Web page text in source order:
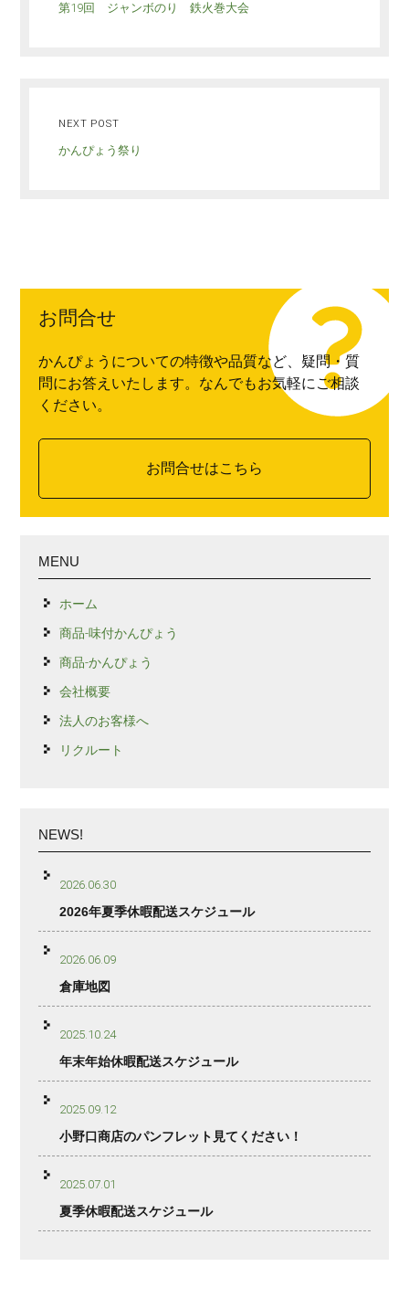
第19回 ジャンボのり 鉄火巻大会
NEXT POST
かんぴょう祭り
お問合せ
かんぴょうについての特徴や品質など、疑問・質
問にお答えいたします。なんでもお気軽にご相談
ください。
お問合せはこちら
MENU
ホーム
商品-味付かんぴょう
商品-かんぴょう
会社概要
法人のお客様へ
リクルート
NEWS!
2026.06.30
2026年夏季休暇配送スケジュール
2026.06.09
倉庫地図
2025.10.24
年末年始休暇配送スケジュール
2025.09.12
小野口商店のパンフレット見てください！
2025.07.01
夏季休暇配送スケジュール